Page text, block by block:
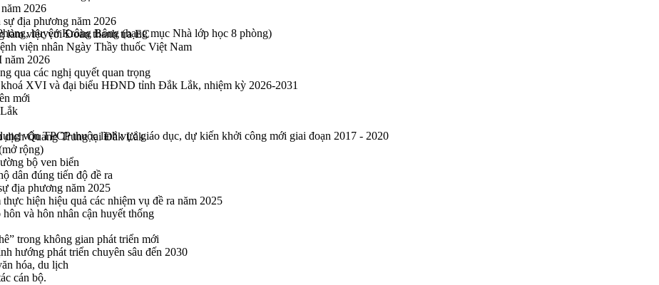
2026
địa phương năm 2026
làm việc với Đoàn thanh tra EC
viện nhân Ngày Thầy thuốc Việt Nam
năm 2026
qua các nghị quyết quan trọng
XVI và đại biểu HĐND tỉnh Đắk Lắk, nhiệm kỳ 2026-2031
mới
dịch Quang Trung tại Đắk Lắk
rộng)
bộ ven biển
dân đúng tiến độ đề ra
địa phương năm 2025
hiện hiệu quả các nhiệm vụ đề ra năm 2025
và hôn nhân cận huyết thống
trong không gian phát triển mới
hướng phát triển chuyên sâu đến 2030
hóa, du lịch
cán bộ.
huyện Krông Bông (hạng mục Nhà lớp học 8 phòng)
vốn TPCP thuộc lĩnh vực giáo dục, dự kiến khởi công mới giai đoạn 2017 - 2020